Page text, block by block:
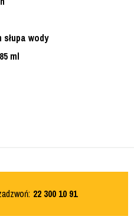
słupa wody
ml
22 300 10 91